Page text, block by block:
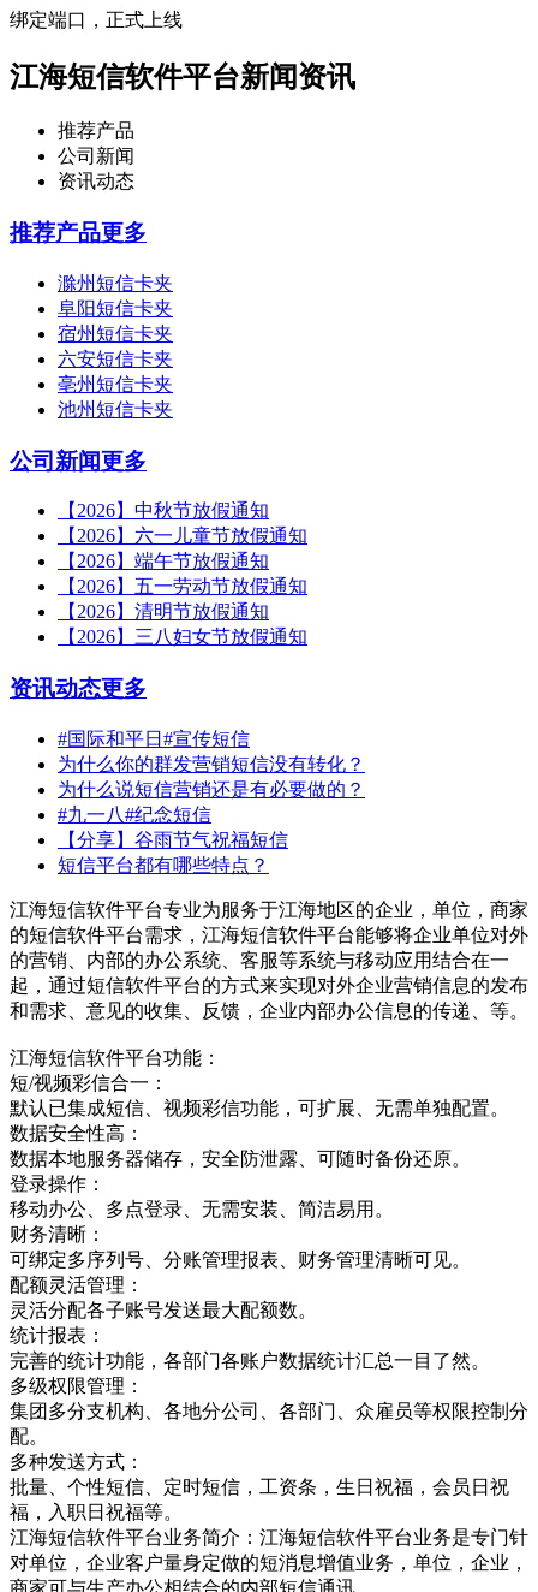
绑定端口，正式上线
江海短信软件平台新闻资讯
推荐产品
公司新闻
资讯动态
推荐产品更多
滁州短信卡夹
阜阳短信卡夹
宿州短信卡夹
六安短信卡夹
亳州短信卡夹
池州短信卡夹
公司新闻更多
【2026】中秋节放假通知
【2026】六一儿童节放假通知
【2026】端午节放假通知
【2026】五一劳动节放假通知
【2026】清明节放假通知
【2026】三八妇女节放假通知
资讯动态更多
#国际和平日#宣传短信
为什么你的群发营销短信没有转化？
为什么说短信营销还是有必要做的？
#九一八#纪念短信
【分享】谷雨节气祝福短信
短信平台都有哪些特点？
江海短信软件平台专业为服务于江海地区的企业，单位，商家
的短信软件平台需求，江海短信软件平台能够将企业单位对外
的营销、内部的办公系统、客服等系统与移动应用结合在一
起，通过短信软件平台的方式来实现对外企业营销信息的发布
和需求、意见的收集、反馈，企业内部办公信息的传递、等。
江海短信软件平台功能：
短/视频彩信合一：
默认已集成短信、视频彩信功能，可扩展、无需单独配置。
数据安全性高：
数据本地服务器储存，安全防泄露、可随时备份还原。
登录操作：
移动办公、多点登录、无需安装、简洁易用。
财务清晰：
可绑定多序列号、分账管理报表、财务管理清晰可见。
配额灵活管理：
灵活分配各子账号发送最大配额数。
统计报表：
完善的统计功能，各部门各账户数据统计汇总一目了然。
多级权限管理：
集团多分支机构、各地分公司、各部门、众雇员等权限控制分
配。
多种发送方式：
批量、个性短信、定时短信，工资条，生日祝福，会员日祝
福，入职日祝福等。
江海短信软件平台业务简介：江海短信软件平台业务是专门针
对单位，企业客户量身定做的短消息增值业务，单位，企业，
商家可与生产办公相结合的内部短信通讯，